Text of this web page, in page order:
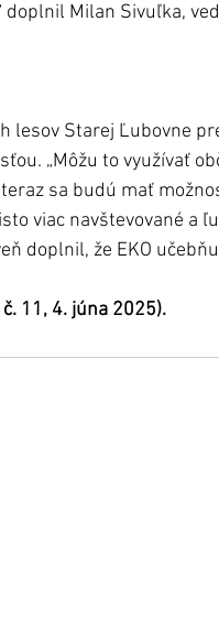
doplnil Milan Sivuľka,
lesov Starej Ľubovne
„Môžu to využívať
sa budú mať
viac navštevované a
doplnil, že EKO
11, 4. júna 2025).